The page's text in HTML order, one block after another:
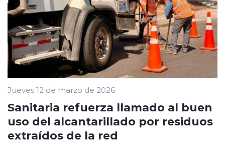
Jueves 12 de marzo de 2026
Sanitaria refuerza llamado al buen
uso del alcantarillado por residuos
extraídos de la red